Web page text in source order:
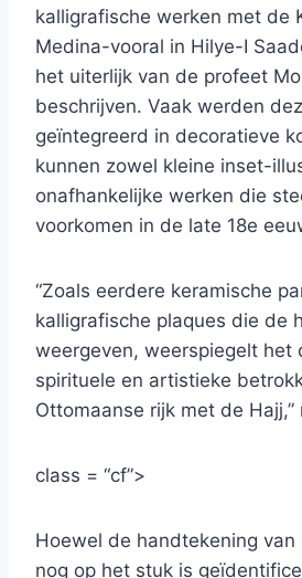
kalligrafische werken met de
Medina-vooral in Hilye-I
het uiterlijk van de profeet
beschrijven. Vaak werden
geïntegreerd in decoratieve
kunnen zowel kleine inset-
onafhankelijke werken die
voorkomen in de late 18e
“Zoals eerdere keramische
kalligrafische plaques die de
weergeven, weerspiegelt het
spirituele en artistieke
Ottomaanse rijk met de Hajj,”
class = “cf”>
Hoewel de handtekening
nog op het stuk is